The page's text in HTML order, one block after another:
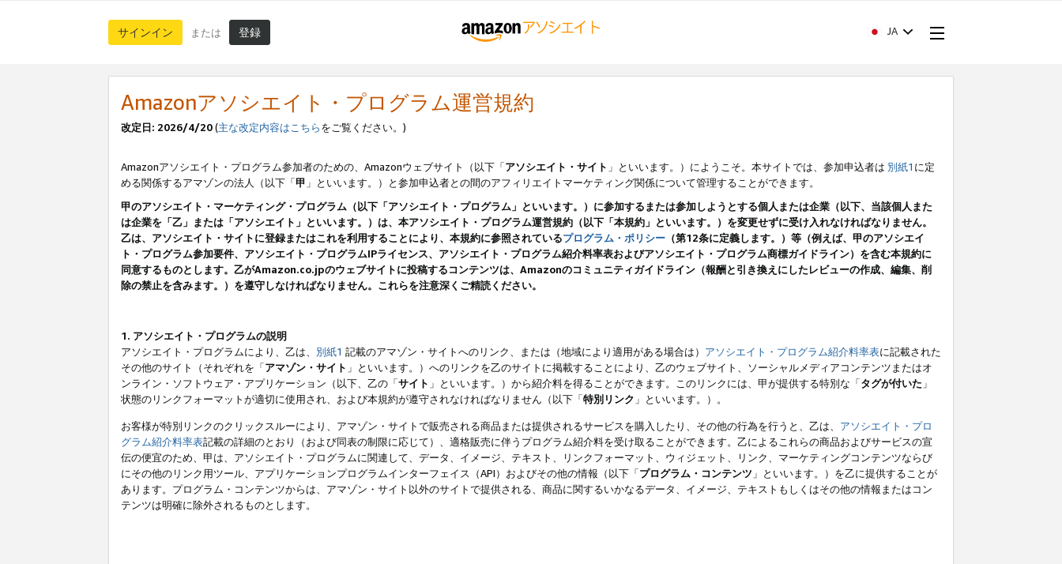
サインイン または 登録 JA
Amazonアソシエイト・プログラム運営規約
改定日: 2026/4/20(主な改定内容はこちらをご覧ください。)
Amazonアソシエイト・プログラム参加者のための、Amazonウェブサイト（以下「アソシエイト・サイト 」といいます。）にようこそ。本サイトでは、参加申込者は 別紙1 に定
める関係するアマゾンの法人（以下「甲 」といいます。）と参加申込者との間のアフィリエイトマーケティング関係について管理することができます。
甲のアソシエイト・マーケティング・プログラム（以下「アソシエイト・プログラム」といいます。）に参加するまたは参加しようとする個人または企業（以下、当該個人また
は企業を「乙」または「アソシエイト」といいます。）は、本アソシエイト・プログラム運営規約（以下「本規約」といいます。）を変更せずに受け入れなければなりません。
乙は、アソシエイト・サイトに登録またはこれを利用することにより、本規約に参照されているプログラム・ポリシー （第12条に定義します。）等（例えば、甲のアソシエイ
ト・プログラム参加要件、アソシエイト・プログラムIPライセンス、アソシエイト・プログラム紹介料率表およびアソシエイト・プログラム商標ガイドライン）を含む本規約に
同意するものとします。乙がAmazon.co.jpのウェブサイトに投稿するコンテンツは、Amazonのコミュニティガイドライン（報酬と引き換えにしたレビューの作成、編集、削
除の禁止を含みます。）を遵守しなければなりません。これらを注意深くご精読ください。
1. アソシエイト・プログラムの説明
アソシエイト・プログラムにより、乙は、 別紙1 記載のアマゾン・サイトへのリンク、または（地域により適用がある場合は） アソシエイト・プログラム紹介料率表に記載された
その他のサイト（それぞれを「アマゾン・サイト 」といいます。）へのリンクを乙のサイトに掲載することにより、乙のウェブサイト、ソーシャルメディアコンテンツまたはオ
ンライン・ソフトウェア・アプリケーション（以下、乙の「サイト 」といいます。）から紹介料を得ることができます。このリンクには、甲が提供する特別な「タグが付いた 」
状態のリンクフォーマットが適切に使用され、および本規約が遵守されなければなりません（以下「特別リンク 」といいます。）。
お客様が特別リンクのクリックスルーにより、アマゾン・サイトで販売される商品または提供されるサービスを購入したり、その他の行為を行うと、乙は、 アソシエイト・プロ
グラム紹介料率表記載の詳細のとおり（および同表の制限に応じて）、適格販売に伴うプログラム紹介料を受け取ることができます。乙によるこれらの商品およびサービスの宣
伝の便宜のため、甲は、アソシエイト・プログラムに関連して、データ、イメージ、テキスト、リンクフォーマット、ウィジェット、リンク、マーケティングコンテンツならび
にその他のリンク用ツール、アプリケーションプログラムインターフェイス（API）およびその他の情報（以下「プログラム・コンテンツ 」といいます。）を乙に提供することが
あります。プログラム・コンテンツからは、アマゾン・サイト以外のサイトで提供される、商品に関するいかなるデータ、イメージ、テキストもしくはその他の情報またはコン
テンツは明確に除外されるものとします。